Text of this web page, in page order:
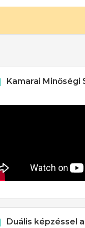
Kamarai Minőségi
Duális képzéssel